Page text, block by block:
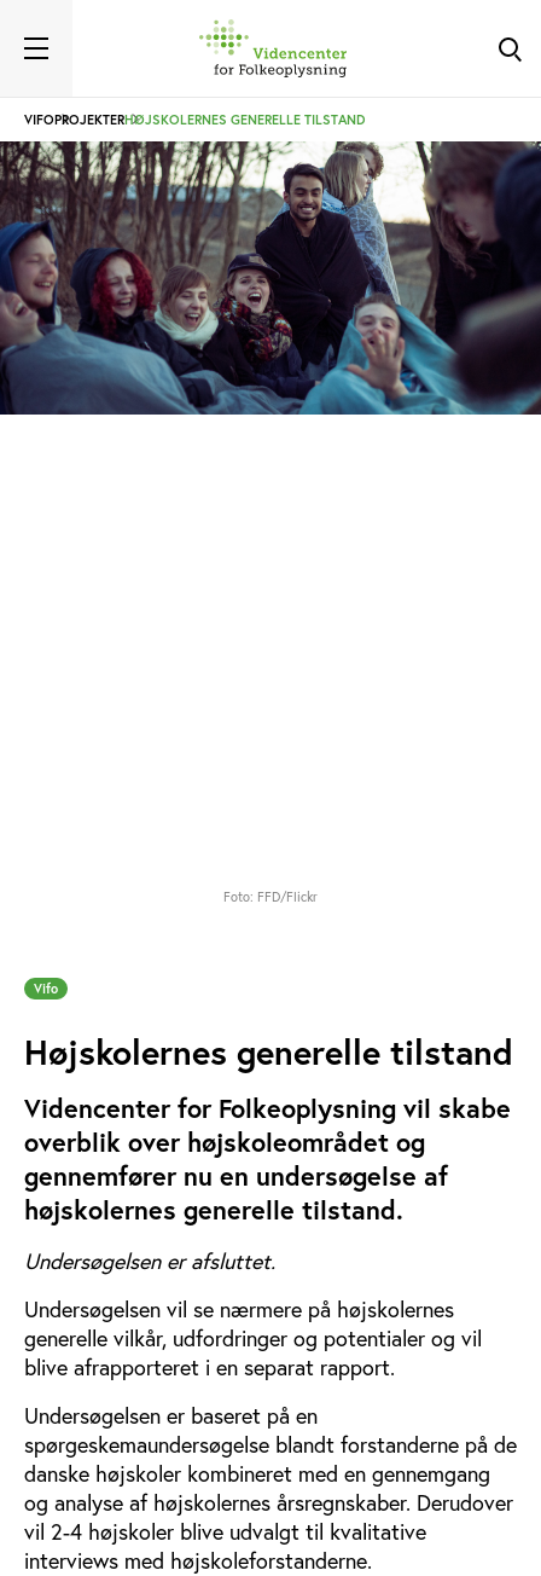
VIFOPROJEKTERHØJSKOLERNES GENERELLE TILSTAND
Foto: FFD/Flickr
Vifo
Højskolernes generelle tilstand
Videncenter for Folkeoplysning vil skabe
overblik over højskoleområdet og
gennemfører nu en undersøgelse af
højskolernes generelle tilstand.
Undersøgelsen er afsluttet.
Undersøgelsen vil se nærmere på højskolernes
generelle vilkår, udfordringer og potentialer og vil
blive afrapporteret i en separat rapport.
Undersøgelsen er baseret på en
spørgeskemaundersøgelse blandt forstanderne på de
danske højskoler kombineret med en gennemgang
og analyse af højskolernes årsregnskaber. Derudover
vil 2-4 højskoler blive udvalgt til kvalitative
interviews med højskoleforstanderne.